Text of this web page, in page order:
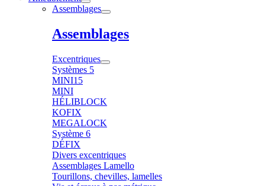
Assemblages
Assemblages
Excentriques
Systèmes 5
MINI15
MINI
HÉLIBLOCK
KOFIX
MEGALOCK
Système 6
DÉFIX
Divers excentriques
Assemblages Lamello
Tourillons, chevilles, lamelles